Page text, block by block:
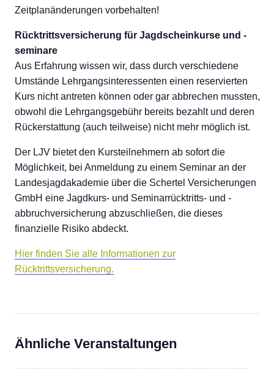
Zeitplanänderungen vorbehalten!
Rücktrittsversicherung für Jagdscheinkurse und -
seminare
Aus Erfahrung wissen wir, dass durch verschiedene
Umstände Lehrgangsinteressenten einen reservierten
Kurs nicht antreten können oder gar abbrechen mussten,
obwohl die Lehrgangsgebühr bereits bezahlt und deren
Rückerstattung (auch teilweise) nicht mehr möglich ist.
Der LJV bietet den Kursteilnehmern ab sofort die
Möglichkeit, bei Anmeldung zu einem Seminar an der
Landesjagdakademie über die Schertel Versicherungen
GmbH eine Jagdkurs- und Seminarrücktritts- und -
abbruchversicherung abzuschließen, die dieses
finanzielle Risiko abdeckt.
Hier finden Sie alle Informationen zur
Rücktrittsversicherung.
Ähnliche Veranstaltungen